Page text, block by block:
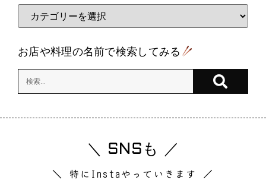
お店や料理の名前で検索してみる
＼ SNSも ／
＼ 特にInstaやっていきます ／